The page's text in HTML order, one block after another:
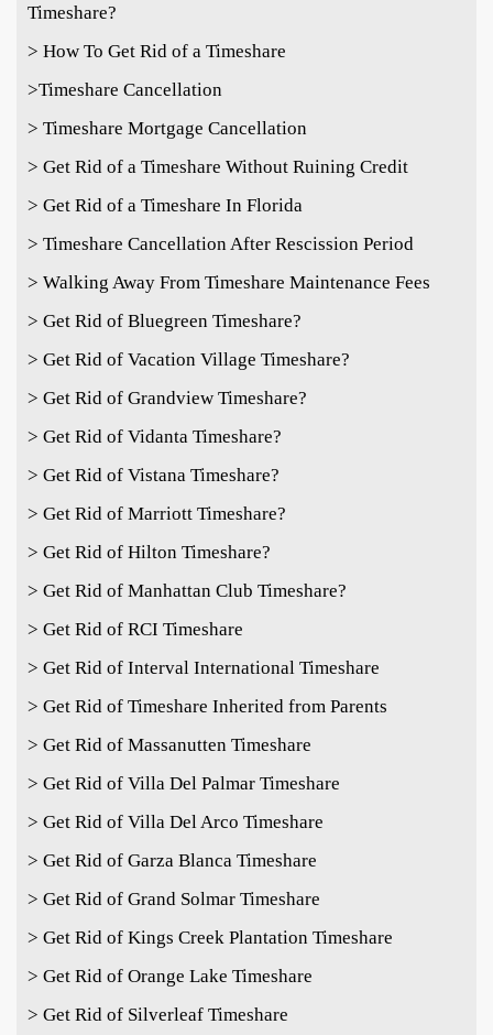
Timeshare?
> How To Get Rid of a Timeshare
>Timeshare Cancellation
> Timeshare Mortgage Cancellation
> Get Rid of a Timeshare Without Ruining Credit
> Get Rid of a Timeshare In Florida
> Timeshare Cancellation After Rescission Period
> Walking Away From Timeshare Maintenance Fees
> Get Rid of Bluegreen Timeshare?
> Get Rid of Vacation Village Timeshare?
> Get Rid of Grandview Timeshare?
> Get Rid of Vidanta Timeshare?
> Get Rid of Vistana Timeshare?
> Get Rid of Marriott Timeshare?
> Get Rid of Hilton Timeshare?
> Get Rid of Manhattan Club Timeshare?
> Get Rid of RCI Timeshare
> Get Rid of Interval International Timeshare
> Get Rid of Timeshare Inherited from Parents
> Get Rid of Massanutten Timeshare
> Get Rid of Villa Del Palmar Timeshare
> Get Rid of Villa Del Arco Timeshare
> Get Rid of Garza Blanca Timeshare
> Get Rid of Grand Solmar Timeshare
> Get Rid of Kings Creek Plantation Timeshare
> Get Rid of Orange Lake Timeshare
> Get Rid of Silverleaf Timeshare